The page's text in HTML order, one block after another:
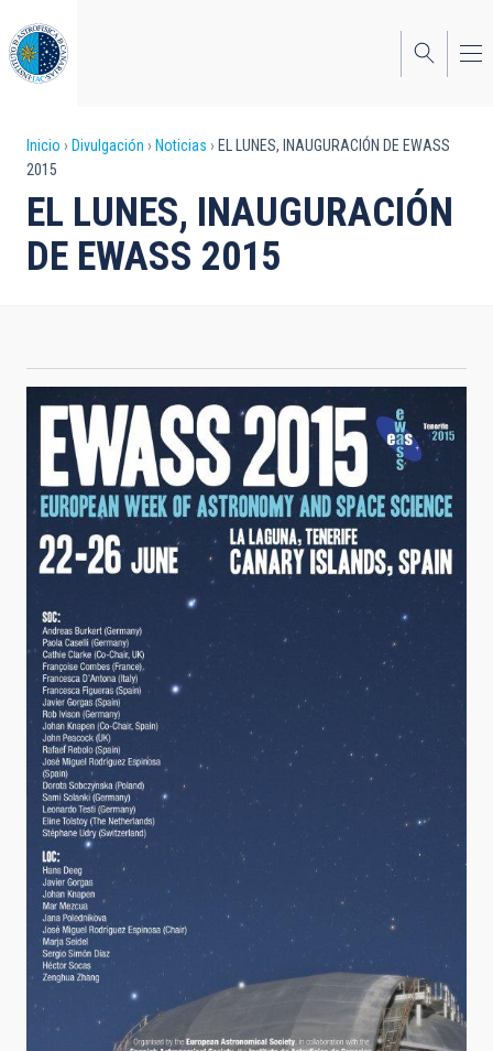
al
contenido
principal
Sobrescribir
enlaces
de
ayuda
navegación
Inicio Divulgación Noticias
EL LUNES, INAUGURACIÓN DE EWASS
2015
EL LUNES, INAUGURACIÓN
DE EWASS 2015